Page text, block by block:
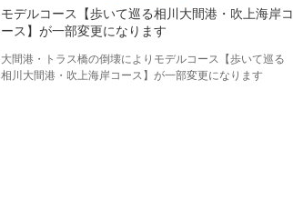
モデルコース【歩いて巡る相川大間港・吹上海岸コ
ース】が一部変更になります
大間港・トラス橋の倒壊によりモデルコース【歩いて巡る
相川大間港・吹上海岸コース】が一部変更になります